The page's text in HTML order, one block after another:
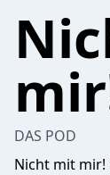
DAS POD
Nicht mit mir!